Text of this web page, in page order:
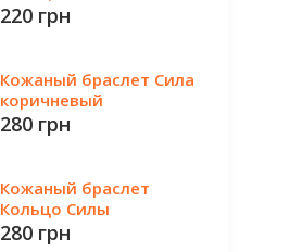
220 грн
Кожаный браслет Сила
коричневый
280 грн
Кожаный браслет
Кольцо Силы
280 грн